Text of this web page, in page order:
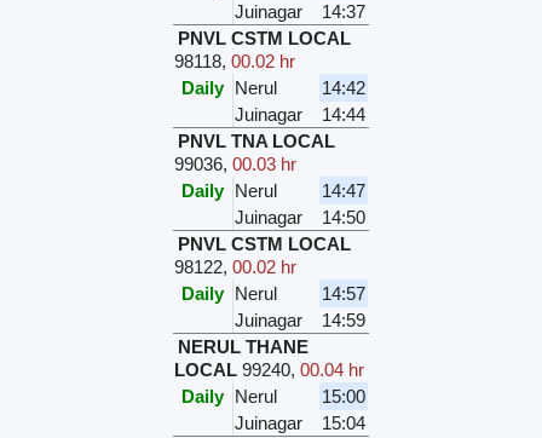
Juinagar
14:37
PNVL CSTM LOCAL
98118,00.02 hr
Daily Nerul
14:42
Juinagar
14:44
PNVL TNA LOCAL
99036,00.03 hr
Daily Nerul
14:47
Juinagar
14:50
PNVL CSTM LOCAL
98122,00.02 hr
Daily Nerul
14:57
Juinagar
14:59
NERUL THANE
LOCAL 99240,00.04 hr
Daily Nerul
15:00
Juinagar
15:04